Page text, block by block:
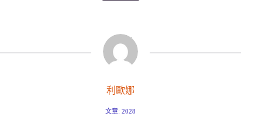
利歐娜
文章: 2028